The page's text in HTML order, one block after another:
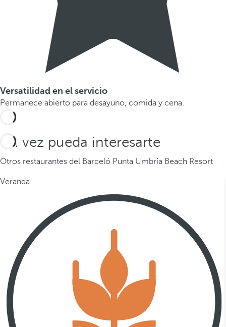
Versatilidad en el servicio
Permanece abierto para desayuno, comida y cena.
Tal vez pueda interesarte
Otros restaurantes del Barceló Punta Umbría Beach Resort
Veranda